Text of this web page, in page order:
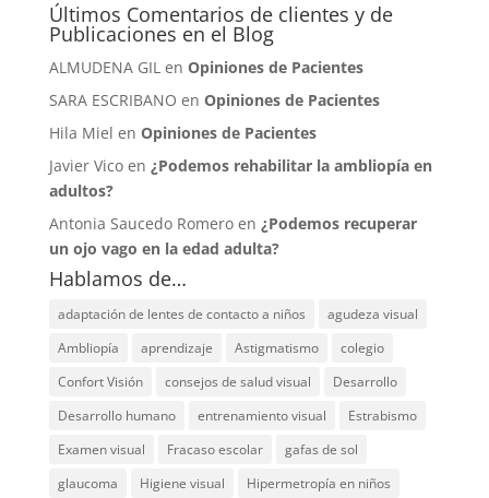
Últimos Comentarios de clientes y de
Publicaciones en el Blog
ALMUDENA GIL en Opiniones de Pacientes
SARA ESCRIBANO en Opiniones de Pacientes
Hila Miel en Opiniones de Pacientes
Javier Vico en ¿Podemos rehabilitar la ambliopía en
adultos?
Antonia Saucedo Romero en ¿Podemos recuperar
un ojo vago en la edad adulta?
Hablamos de…
adaptación de lentes de contacto a niños
agudeza visual
Ambliopía
aprendizaje Astigmatismo
colegio
Confort Visión
consejos de salud visual
Desarrollo
Desarrollo humano
entrenamiento visual
Estrabismo
Examen visual
Fracaso escolar
gafas de sol
glaucoma
Higiene visual
Hipermetropía en niños